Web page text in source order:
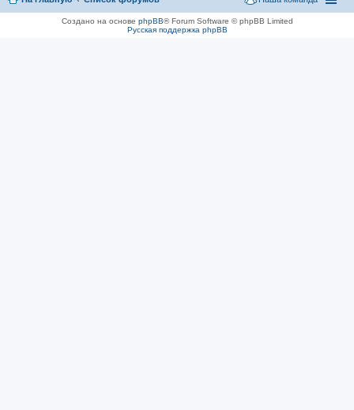
Создано на основе phpBB® Forum Software © phpBB Limited
Русская поддержка phpBB